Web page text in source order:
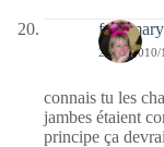
29/12/2010/
connais tu les
jambes étaient
principe ça